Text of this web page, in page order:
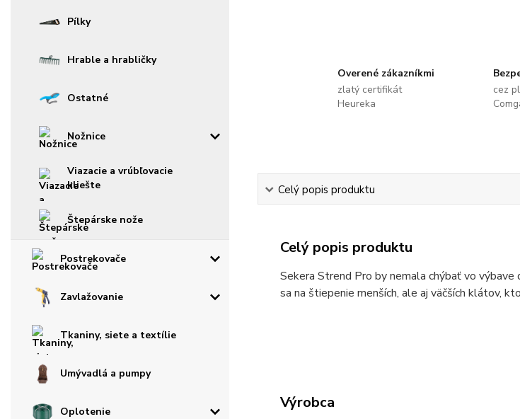
Pílky
Hrable a hrabličky
Ostatné
Nožnice
Viazacie a vrúbľovacie
kliešte
Štepárske nože
Postrekovače
Zavlažovanie
Tkaniny, siete a textílie
Umývadlá a pumpy
Oplotenie
Overené zákazníkmi
zlatý certifikát
Heureka
cez
Celý popis produktu
Celý popis produktu
Sekera Strend Pro by nemala chýbať vo
sa na štiepenie menších, ale aj väčších klátov,
Výrobca